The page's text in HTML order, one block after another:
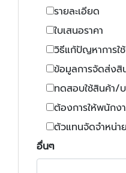
รายละเอียด
ใบเสนอราคา
วิธีแก้ปัญหาการใ
ข้อมูลการจัดส่งสิ
ทดสอบใช้สินค้า/
ต้องการให้พนัก
ตัวแทนจัดจำหน่าย
อื่นๆ